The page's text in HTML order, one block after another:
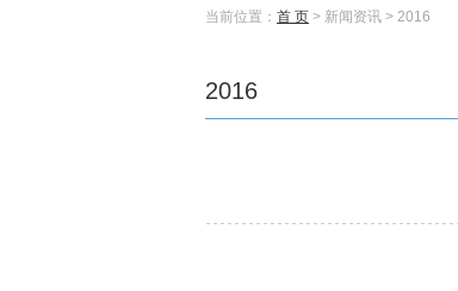
当前位置： 首 页 > 新闻资讯 > 2016
2016